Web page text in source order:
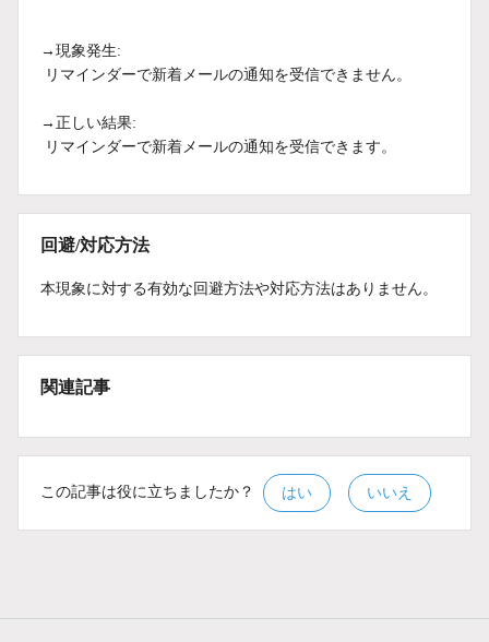
→現象発生:
リマインダーで新着メールの通知を受信できません。
→正しい結果:
リマインダーで新着メールの通知を受信できます。
回避/対応方法
本現象に対する有効な回避方法や対応方法はありません。
関連記事
この記事は役に立ちましたか？ はい いいえ